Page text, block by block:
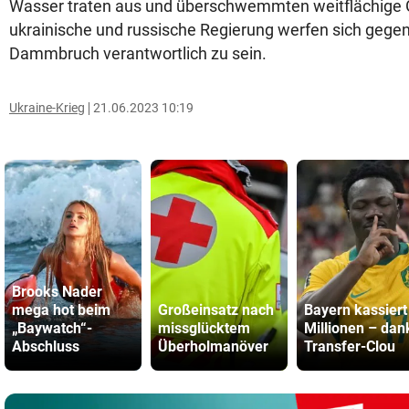
Wasser traten aus und überschwemmten weitflächige
ukrainische und russische Regierung werfen sich
Dammbruch verantwortlich zu sein.
Ukraine-Krieg 21.06.2023 10:19
Brooks Nader
mega hot beim
„Baywatch“-
Abschluss
Großeinsatz nach
missglücktem
Überholmanöver
Bayern kassiert
Millionen –
Transfer-Clou